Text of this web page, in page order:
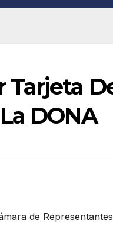
DONA
de